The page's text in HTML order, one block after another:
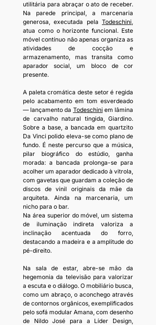
utilitária para abraçar o ato de receber.
Na parede principal, a marcenaria
generosa, executada pela Todeschini,
atua como o horizonte funcional. Este
móvel contínuo não apenas organiza as
atividades de cocção e
armazenamento, mas transita como
aparador social, um bloco de cor
presente.
A paleta cromática deste setor é regida
pelo acabamento em tom esverdeado
— lançamento da Todeschini em lâmina
de carvalho natural tingida, Giardino.
Sobre a base, a bancada em quartzito
Da Vinci polido eleva-se como plano de
fundo. É neste percurso que a música,
pilar biográfico do estúdio, ganha
morada: a bancada prolonga-se para
acolher um aparador dedicado à vitrola,
com gavetas que guardam a coleção de
discos de vinil originais da mãe da
arquiteta. Ainda na marcenaria, um
nicho para o bar.
Na área superior do móvel, um sistema
de iluminação indireta valoriza a
inclinação acentuada do forro,
destacando a madeira e a amplitude do
pé-direito.
Na sala de estar, abre-se mão da
hegemonia da televisão para valorizar
a escuta e o diálogo. O mobiliário busca,
como um abraço, o aconchego através
de contornos orgânicos, exemplificados
pelo sofá modular Amana, com desenho
de Nildo José para a Líder Design,